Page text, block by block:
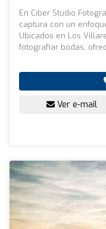
En Ciber Studio
captura con un
Ubicados en Los
fotografiar bodas,
Ver e-mail